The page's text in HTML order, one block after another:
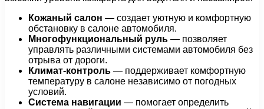
Кожаный салон — создает уютную и комфортную
обстановку в салоне автомобиля.
Многофункциональный руль — позволяет
управлять различными системами автомобиля без
отрыва от дороги.
Климат-контроль — поддерживает комфортную
температуру в салоне независимо от погодных
условий.
Система навигации — помогает определить